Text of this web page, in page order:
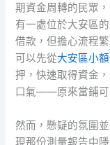
期資金周轉的民眾
有一處位於大安區
借款，但擔心流程
可以先從大安區小
押，快速取得資金
口氣——原來當鋪可
然而，懸疑的氛圍
現那份測量報告中